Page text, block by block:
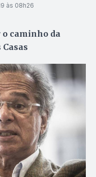
às 08h26
caminho da